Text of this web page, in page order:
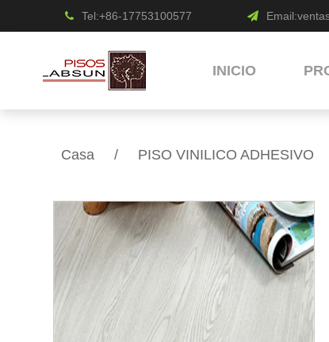
Tel:+86-17753100577 Email:
INICIO
Casa / PISO VINILICO ADHESIVO